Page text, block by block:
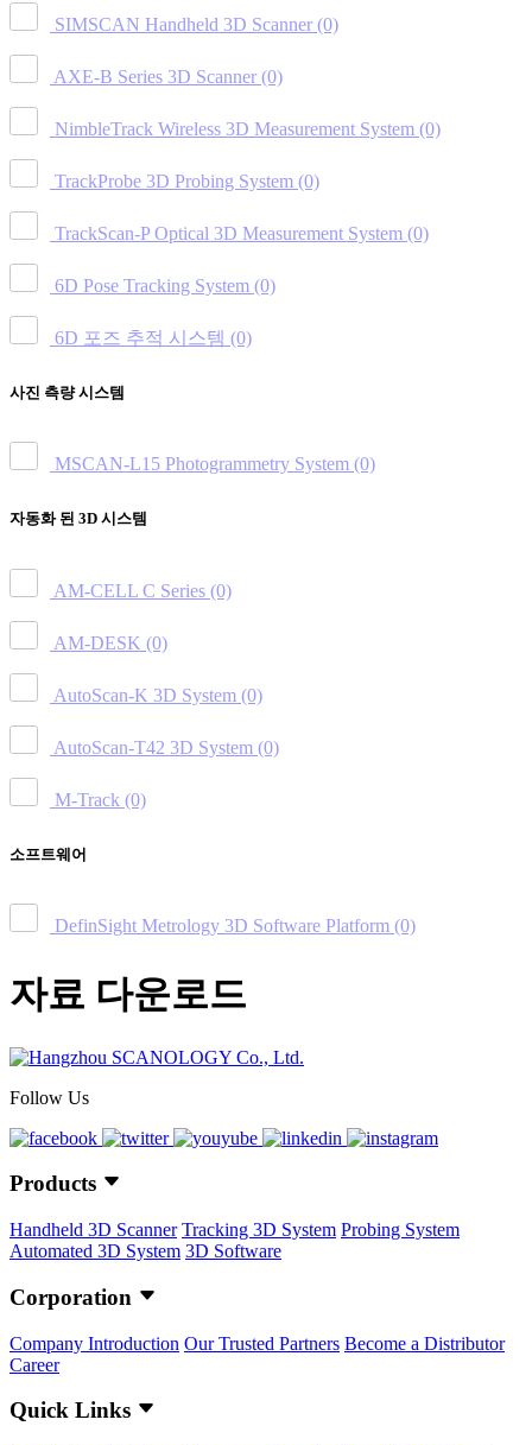
SIMSCAN Handheld 3D Scanner (0)
AXE-B Series 3D Scanner (0)
NimbleTrack Wireless 3D Measurement System (0)
TrackProbe 3D Probing System (0)
TrackScan-P Optical 3D Measurement System (0)
6D Pose Tracking System (0)
6D 포즈 추적 시스템 (0)
사진 측량 시스템
MSCAN-L15 Photogrammetry System (0)
자동화 된 3D 시스템
AM-CELL C Series (0)
AM-DESK (0)
AutoScan-K 3D System (0)
AutoScan-T42 3D System (0)
M-Track (0)
소프트웨어
DefinSight Metrology 3D Software Platform (0)
자료 다운로드
Follow Us
Products
Handheld 3D Scanner Tracking 3D System Probing System
Automated 3D System 3D Software
Corporation
Company Introduction Our Trusted Partners Become a Distributor
Career
Quick Links